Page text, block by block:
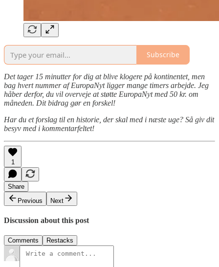
Subscribe
Det tager 15 minutter for dig at blive klogere på kontinentet, men
bag hvert nummer af EuropaNyt ligger mange timers arbejde. Jeg
håber derfor, du vil overveje at støtte EuropaNyt med 50 kr. om
måneden. Dit bidrag gør en forskel!
Har du et forslag til en historie, der skal med i næste uge? Så giv dit
besyv med i kommentarfeltet!
1
Share
Previous
Next
Discussion about this post
Comments Restacks